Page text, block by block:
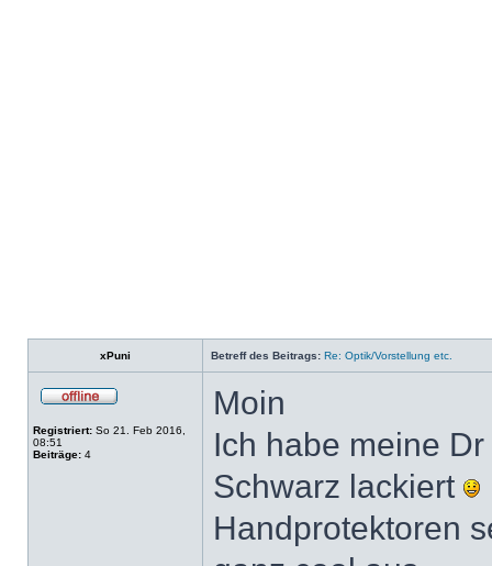
xPuni Betreff des Beitrags: Re: Optik/Vorstellung etc.
Registriert: So 21. Feb 2016,
08:51
Beiträge: 4
Moin
Ich habe meine
Schwarz lackiert
Handprotektoren